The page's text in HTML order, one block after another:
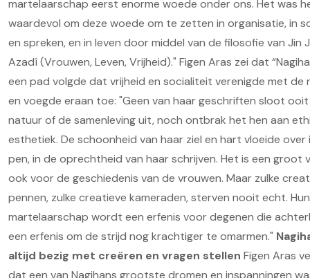
martelaarschap eerst enorme woede onder ons. Het was
waardevol om deze woede om te zetten in organisatie, in
en spreken, en in leven door middel van de filosofie van Jin
Azadî (Vrouwen, Leven, Vrijheid)." Figen Aras zei dat
een pad volgde dat vrijheid en socialiteit verenigde met de
en voegde eraan toe: "Geen van haar geschriften sloot
natuur of de samenleving uit, noch ontbrak het hen aan
esthetiek. De schoonheid van haar ziel en hart vloeide over
pen, in de oprechtheid van haar schrijven. Het is een groot
ook voor de geschiedenis van de vrouwen. Maar zulke
pennen, zulke creatieve kameraden, sterven nooit echt. Hun
martelaarschap wordt een erfenis voor degenen die
een erfenis om de strijd nog krachtiger te omarmen."
altijd bezig met creëren en vragen stellen Figen Aras
dat een van Nagihans grootste dromen en inspanningen